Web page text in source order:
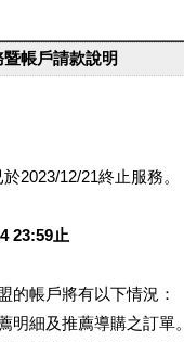
帳戶請款說明
2023/12/21終止服務。
23:59止
的帳戶將有以下情況：
明細及推薦導購之訂單。